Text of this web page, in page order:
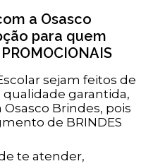
a Osasco
para quem
sejam feitos de
garantida,
Brindes, pois
de BRINDES
te atender,